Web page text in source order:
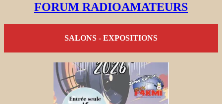
FORUM RADIOAMATEURS
SALONS - EXPOSITIONS